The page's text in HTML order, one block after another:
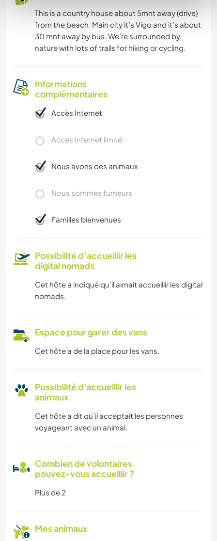
This is a country house about 5mnt away (drive)
from the beach. Main city it’s Vigo and it’s about
30 mnt away by bus. We’re surrounded by
nature with lots of trails for hiking or cycling.
Informations
complémentaires
Accès Internet
Accès Internet limité
Nous avons des animaux
Nous sommes fumeurs
Familles bienvenues
Possibilité d’accueillir les
digital nomads
Cet hôte a indiqué qu’il aimait accueillir les digital
nomads.
Espace pour garer des vans
Cet hôte a de la place pour les vans.
Possibilité d'accueillir les
animaux
Cet hôte a dit qu’il acceptait les personnes
voyageant avec un animal.
Combien de volontaires
pouvez-vous accueillir ?
Plus de 2
Mes animaux